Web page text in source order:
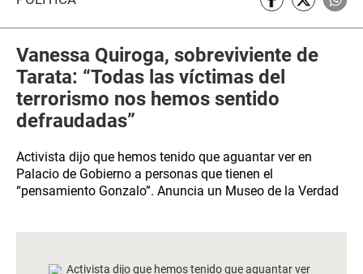
Vanessa Quiroga, sobreviviente de
Tarata: “Todas las víctimas del
terrorismo nos hemos sentido
defraudadas”
Activista dijo que hemos tenido que aguantar ver en
Palacio de Gobierno a personas que tienen el
“pensamiento Gonzalo”. Anuncia un Museo de la Verdad